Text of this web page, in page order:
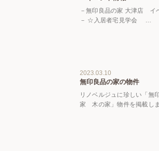
－無印良品の家 大津店 イ
－ ☆入居者宅見学会 …
2023.03.10
無印良品の家の物件
リノベルジュに珍しい「無
家 木の家」物件を掲載し